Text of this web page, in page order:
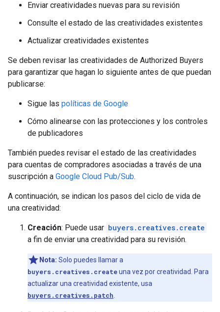
Enviar creatividades nuevas para su revisión
Consulte el estado de las creatividades existentes
Actualizar creatividades existentes
Se deben revisar las creatividades de Authorized Buyers
para garantizar que hagan lo siguiente antes de que puedan
publicarse:
Sigue las políticas de Google
Cómo alinearse con las protecciones y los controles
de publicadores
También puedes revisar el estado de las creatividades
para cuentas de compradores asociadas a través de una
suscripción a Google Cloud Pub/Sub.
A continuación, se indican los pasos del ciclo de vida de
una creatividad:
Creación: Puede usar buyers.creatives.create
a fin de enviar una creatividad para su revisión.
Nota: Solo puedes llamar a
buyers.creatives.createuna vez por creatividad. Para
actualizar una creatividad existente, usa
buyers.creatives.patch